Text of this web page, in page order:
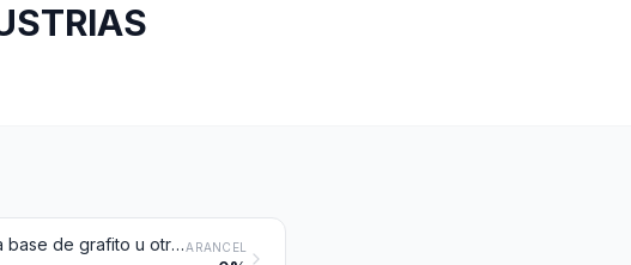
Grafito artificial; grafito coloidal o semicoloidal; preparaciones a base de grafito u otros carbonos, en pasta, bloques, plaquitas u otras semimanufacturasARANCEL